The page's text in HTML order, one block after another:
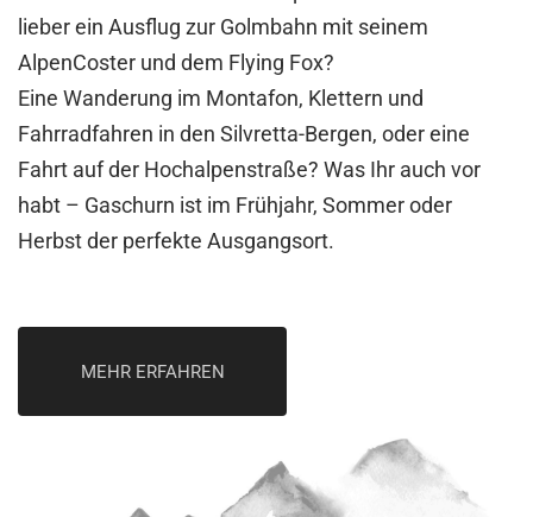
lieber ein Ausflug zur Golmbahn mit seinem
AlpenCoster und dem Flying Fox?
Eine Wanderung im Montafon, Klettern und
Fahrradfahren in den Silvretta-Bergen, oder eine
Fahrt auf der Hochalpenstraße? Was Ihr auch vor
habt – Gaschurn ist im Frühjahr, Sommer oder
Herbst der perfekte Ausgangsort.
MEHR ERFAHREN